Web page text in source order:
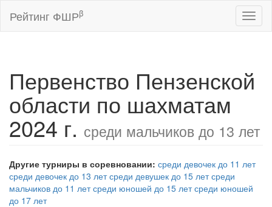
Рейтинг ФШРβ
Первенство Пензенской
области по шахматам
2024 г. среди мальчиков до 13 лет
Другие турниры в соревновании: среди девочек до 11 лет
среди девочек до 13 лет среди девушек до 15 лет среди
мальчиков до 11 лет среди юношей до 15 лет среди юношей
до 17 лет